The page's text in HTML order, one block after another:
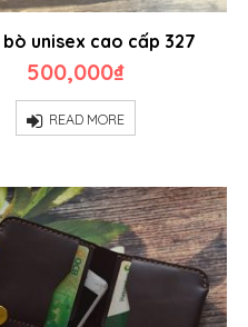
unisex cao cấp 327
500,000₫
READ MORE